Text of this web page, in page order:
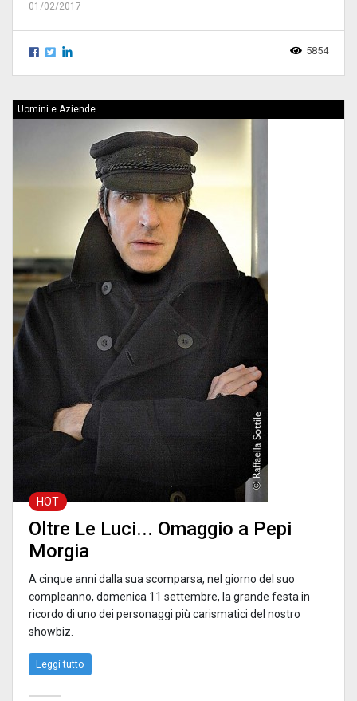
01/02/2017
5854
Uomini e Aziende
HOT
Oltre Le Luci... Omaggio a Pepi
Morgia
A cinque anni dalla sua scomparsa, nel giorno del suo
compleanno, domenica 11 settembre, la grande festa in
ricordo di uno dei personaggi più carismatici del nostro
showbiz.
Leggi tutto